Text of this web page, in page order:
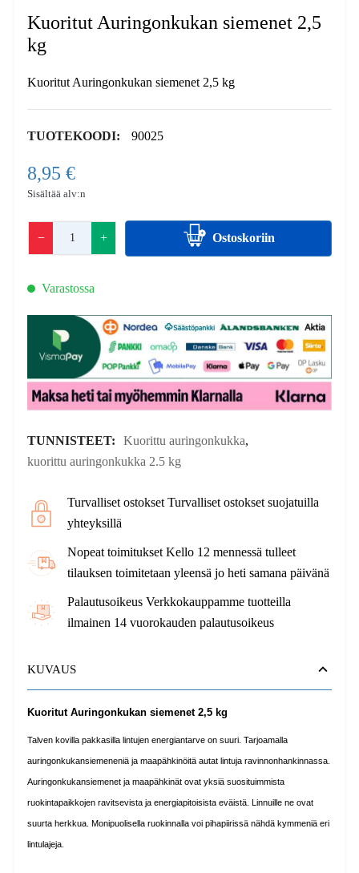
Kuoritut Auringonkukan siemenet 2,5
kg
Kuoritut Auringonkukan siemenet 2,5 kg
TUOTEKOODI: 90025
8,95 €
Sisältää alv:n
− + Ostoskoriin
Varastossa
TUNNISTEET: Kuorittu auringonkukka,
kuorittu auringonkukka 2.5 kg
Turvalliset ostokset Turvalliset ostokset suojatuilla
yhteyksillä
Nopeat toimitukset Kello 12 mennessä tulleet
tilauksen toimitetaan yleensä jo heti samana päivänä
Palautusoikeus Verkkokauppamme tuotteilla
ilmainen 14 vuorokauden palautusoikeus
KUVAUS
Kuoritut Auringonkukan siemenet 2,5 kg
Talven kovilla pakkasilla lintujen energiantarve on suuri. Tarjoamalla
auringonkukansiemeneniä ja maapähkinöitä autat lintuja ravinnonhankinnassa.
Auringonkukansiemenet ja maapähkinät ovat yksiä suosituimmista
ruokintapaikkojen ravitsevista ja energiapitoisista eväistä. Linnuille ne ovat
suurta herkkua. Monipuolisella ruokinnalla voi pihapiirissä nähdä kymmeniä eri
lintulajeja.